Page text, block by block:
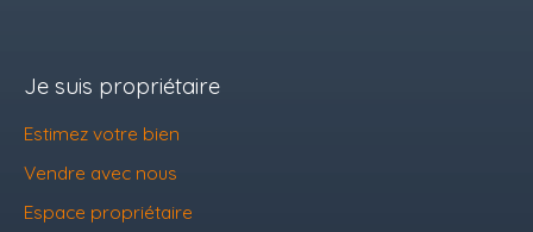
Je suis propriétaire
Estimez votre bien
Vendre avec nous
Espace propriétaire